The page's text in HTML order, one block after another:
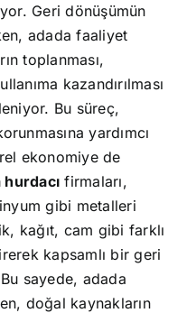
Geri dönüşümün
adada faaliyet
toplanması,
kazandırılması
Bu süreç,
yardımcı
ekonomiye de
firmaları,
gibi metalleri
kağıt, cam gibi farklı
kapsamlı bir geri
sayede, adada
doğal kaynakların